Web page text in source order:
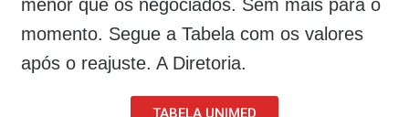
menor que os negociados. Sem mais para o
momento. Segue a Tabela com os valores
após o reajuste. A Diretoria.
TABELA UNIMED